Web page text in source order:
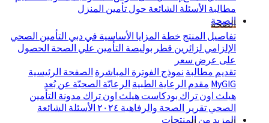
مطالبة الأسئلة الشائعة حول تأمين المنزل
الصحة
الصحة
تفاصيل المنتج خطة المزايا الأساسية في دبي التأمين الصحي
الإلزامي لزائرين قطر بوليصة التأمين علي الصحة الحصول
على عرض سعر
تقديم مطالبة نموذج الفوترة المباشرة الصفحة الرئيسية
MyGIG مقدم الرعاية الطبية الرعايّة الصحيّة عن بُعد
هيلث اون تراك بودكاست هيلث اون تراك مدونة التأمين
الصحي تقرير الصحة والرفاهية ٢٠٢٤
الأسئلة الشائعة
المزيد من المنتجات